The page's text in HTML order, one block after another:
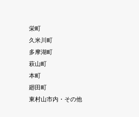
栄町
久米川町
多摩湖町
萩山町
本町
廻田町
東村山市内・その他